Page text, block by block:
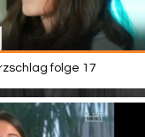
folge 17